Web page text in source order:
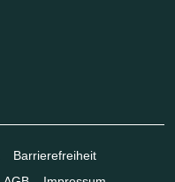
Barrierefreiheit